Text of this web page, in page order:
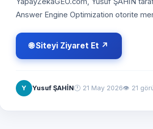
Answer Engine Optimization otorite
🌐 Siteyi Ziyaret Et ↗
Y Yusuf ŞAHİN🕐 21 May 2026👁 21